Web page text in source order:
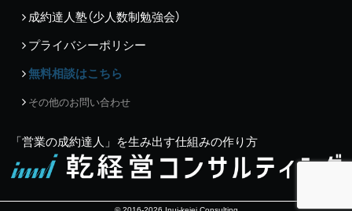
成約達人塾（少人数制勉強会）
プライバシーポリシー
無料相談はこちら
その他のお問い合わせ
「営業の成約達人」を生み出す仕組みの作り方